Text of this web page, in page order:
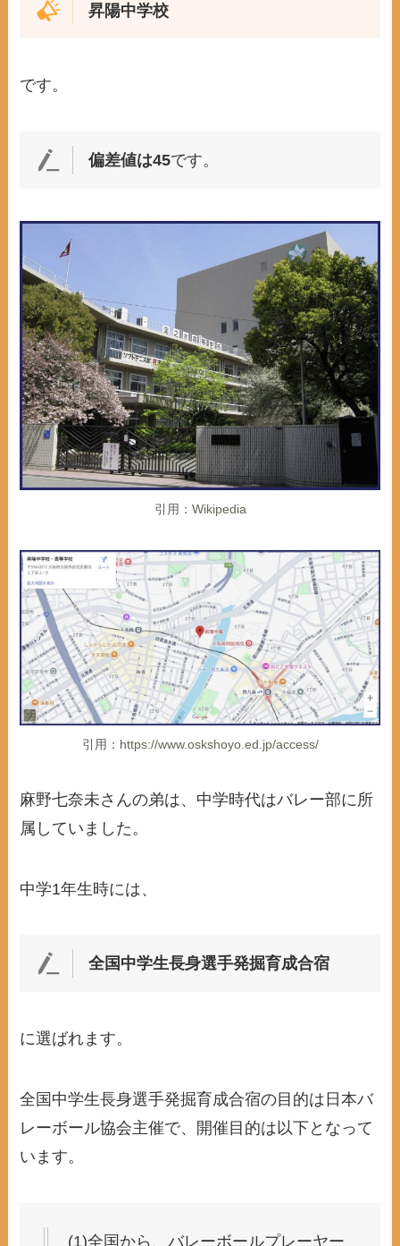
昇陽中学校
です。
偏差値は45です。
引用： Wikipedia
引用： https://www.oskshoyo.ed.jp/access/
麻野七奈未さんの弟は、中学時代はバレー部に所
属していました。
中学1年生時には、
全国中学生長身選手発掘育成合宿
に選ばれます。
全国中学生長身選手発掘育成合宿の目的は日本バ
レーボール協会主催で、開催目的は以下となって
います。
(1)全国から、バレーボールプレーヤー